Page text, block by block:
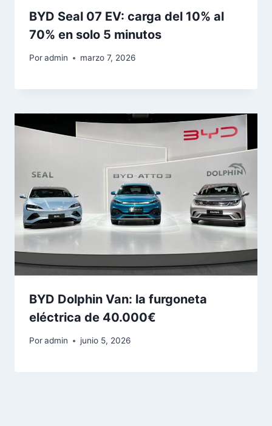
BYD Seal 07 EV: carga del 10% al
70% en solo 5 minutos
Poradmin marzo 7, 2026
BYD Dolphin Van: la furgoneta
eléctrica de 40.000€
Poradmin junio 5, 2026